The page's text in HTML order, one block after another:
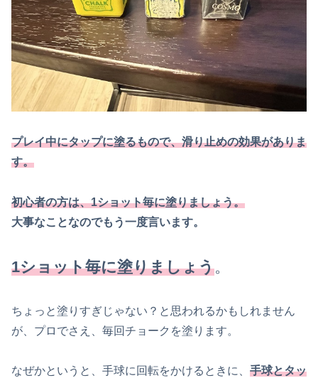
プレイ中にタップに塗るもので、滑り止めの効果がありま
す。
初心者の方は、1ショット毎に塗りましょう。
大事なことなのでもう一度言います。
1ショット毎に塗りましょう。
ちょっと塗りすぎじゃない？と思われるかもしれません
が、プロでさえ、毎回チョークを塗ります。
なぜかというと、手球に回転をかけるときに、 手球とタッ